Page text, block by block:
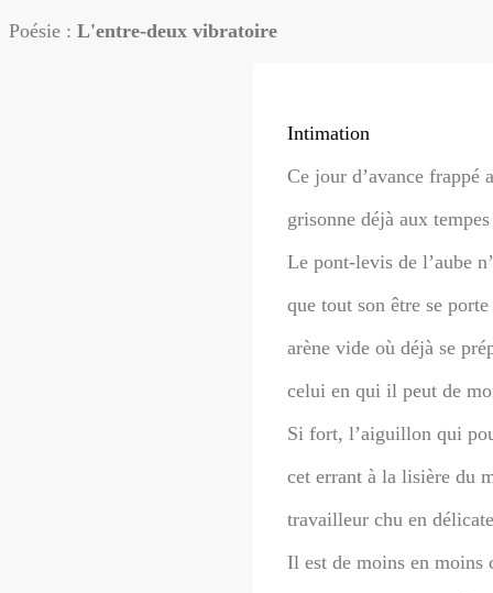
Poésie : L'entre-deux vibratoire
Intimation
Ce jour d’avance frappé
grisonne déjà aux
Le pont-levis de l’aube
que tout son être se
arène vide où déjà se
celui en qui il peut de
Si fort, l’aiguillon qui
cet errant à la lisière du
travailleur chu en
Il est de moins en moins